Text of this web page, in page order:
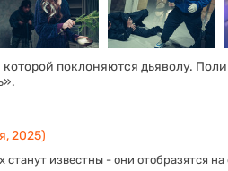
поклоняются дьяволу.
2025)
известны - они отобразятся на